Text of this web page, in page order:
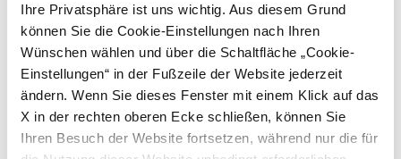
Ihre Privatsphäre ist uns wichtig. Aus diesem Grund
können Sie die Cookie-Einstellungen nach Ihren
Wünschen wählen und über die Schaltfläche „Cookie-
Einstellungen“ in der Fußzeile der Website jederzeit
ändern. Wenn Sie dieses Fenster mit einem Klick auf das
X in der rechten oberen Ecke schließen, können Sie
Ihren Besuch der Website fortsetzen, während nur die für
Sarteano
53047 Sarteano SI, Italia
Planen
Übernachten (auf Englisch) chevron_right